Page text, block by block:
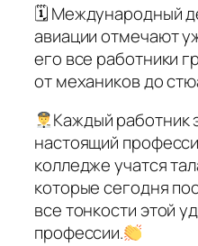
🗓 Международный
авиации отмечают
его все работники
от механиков до
Каждый работник
настоящий
колледже учатся
которые сегодня
все тонкости этой
профессии.